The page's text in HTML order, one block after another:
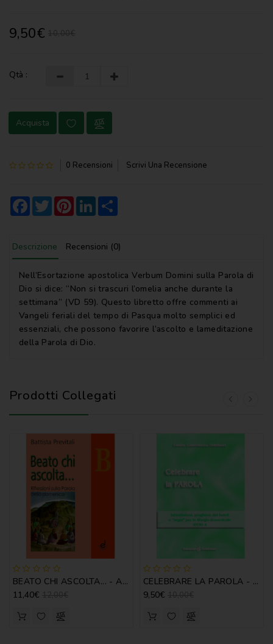
MEDITAZIONE
E
NOVENA
PERGAMENE
PREGHIERE
PARROCCHIALI
SPIRITUALITA'
STORIA
VARIE
VARIE
PER
9,50€
Qtà :
Acquista
0 Recensioni Scrivi Una Recensione
FacebookTwitterPinterestLinkedIn
Descrizione Recensioni (0)
Nell’Esortazione apostolica Verbum Domini sulla Parola di
Dio si dice: “Non si trascuri l’omelia anche durante la
settimana” (VD 59). Questo libretto offre commenti ai
Vangeli feriali del tempo di Pasqua molto semplici ed
essenziali, che possono favorire l’ascolto e lameditazione
della Parola di Dio.
Prodotti Collegati
BEATO CHI ASCOLTA... - ANNO B - B. PREVITALI
11,40€
CELEBRARE LA PAROLA - ANNO A
9,50€